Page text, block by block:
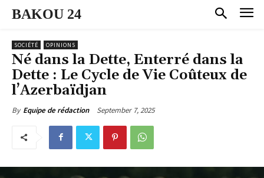
BAKOU 24
SOCIÉTÉ OPINIONS
Né dans la Dette, Enterré dans la
Dette : Le Cycle de Vie Coûteux de
l’Azerbaïdjan
By Equipe de rédaction September 7, 2025